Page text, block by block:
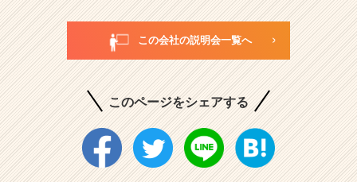
この会社の説明会一覧へ
このページをシェアする